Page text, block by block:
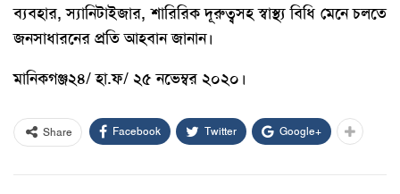
ব্যবহার, স্যানিটাইজার, শারিরিক দূরুত্বসহ স্বাস্থ্য বিধি মেনে চলতে
জনসাধারনের প্রতি আহবান জানান।
মানিকগঞ্জ২৪/ হা.ফ/ ২৫ নভেম্বর ২০২০।
Share Facebook Twitter Google+